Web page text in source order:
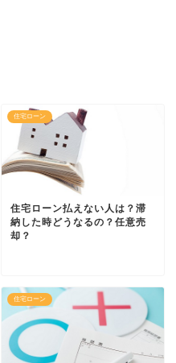
住宅ローン
住宅ローン払えない人は？滞
納した時どうなるの？任意売
却？
住宅ローン